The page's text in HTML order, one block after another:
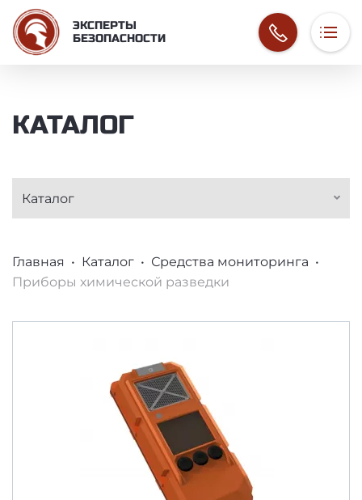
ЭКСПЕРТЫ
БЕЗОПАСНОСТИ
ПРИБОРЫ
КАТАЛОГ
Каталог
СТРОКА НАВИГАЦИИ
Главная Каталог
Средства мониторинга
Приборы химической разведки